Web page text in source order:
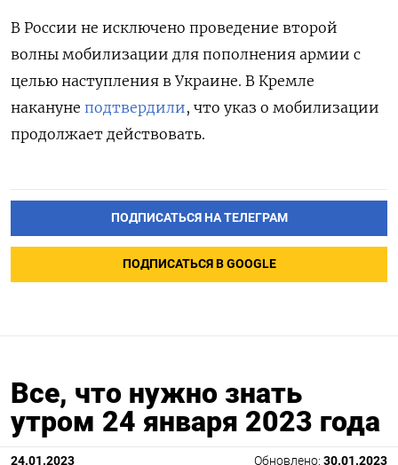
В России не исключено проведение второй
волны мобилизации для пополнения армии с
целью наступления в Украине. В Кремле
накануне подтвердили, что указ о мобилизации
продолжает действовать.
ПОДПИСАТЬСЯ НА ТЕЛЕГРАМ
ПОДПИСАТЬСЯ В GOOGLE
Все, что нужно знать
утром 24 января 2023 года
24.01.2023 Обновлено: 30.01.2023